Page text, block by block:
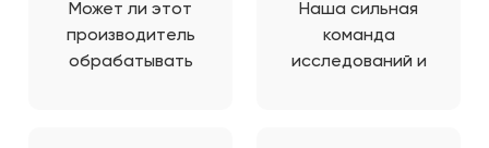
Может ли этот
производитель
обрабатывать
Наша сильная
команда
исследований и